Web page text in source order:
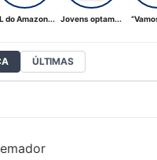
do Amazon... Jovens optam...
ÚLTIMAS